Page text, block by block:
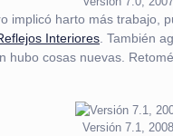
implicó harto más
Interiores . También
hubo cosas nuevas.
Versión 7.1, 2008